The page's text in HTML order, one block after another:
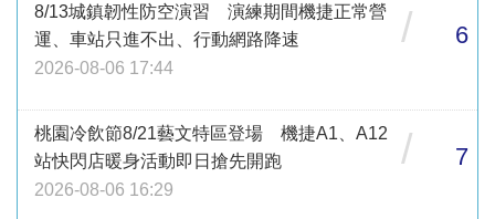
8/13城鎮韌性防空演習 演練期間機捷正常營
運、車站只進不出、行動網路降速
2026-08-06 17:44
/ 6
桃園冷飲節8/21藝文特區登場 機捷A1、A12
站快閃店暖身活動即日搶先開跑
2026-08-06 16:29
/ 7